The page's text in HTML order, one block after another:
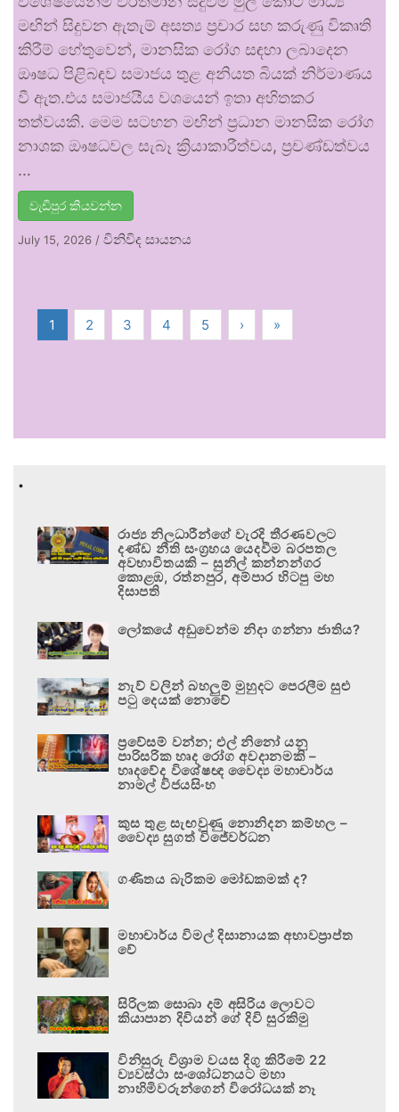
මඟින් සිදුවන ඇතැම් අසත්‍ය ප්‍රචාර සහ කරුණු විකෘති
කිරීම් හේතුවෙන්, මානසික රෝග සඳහා ලබාදෙන
ඖෂධ පිළිබඳව සමාජය තුළ අනියත බියක් නිර්මාණය
වී ඇත.එය සමාජයීය වශයෙන් ඉතා අහිතකර
තත්වයකි. මෙම සටහන මඟින් ප්‍රධාන මානසික රෝග
නාශක ඖෂධවල සැබෑ ක්‍රියාකාරීත්වය, ප්‍රචණ්ඩත්වය
…
වැඩිපුර කියවන්න
July 15, 2026 / විනිවිද සායනය
1 2 3 4 5 › »
.
රාජ්‍ය නිලධාරීන්ගේ වැරදි තීරණවලට
දණ්ඩ නීති සංග්‍රහය යෙදවීම බරපතල
අවභාවිතයකි – සුනිල් කන්නන්ගර
කොළඹ, රත්නපුර, අම්පාර හිටපු මහ
දිසාපති
ලෝකයේ අඩුවෙන්ම නිදා ගන්නා ජාතිය?
නැව් වලින් බහලුම් මුහුදට පෙරලීම සුළු
පටු දෙයක් නොවේ
ප්‍රවේසම් වන්න; එල් නිනෝ යනු
පාරිසරික හෘද රෝග අවදානමකි –
හෘදවේද විශේෂඥ වෛද්‍ය මහාචාර්ය
නාමල් විජයසිංහ
කුස තුළ සැඟවුණු නොනිදන කම්හල –
වෛද්‍ය සුගත් විජේවර්ධන
ගණිතය බැරිකම මෝඩකමක් ද?
මහාචාර්ය විමල් දිසානායක අභාවප්‍රාප්ත
වේ
සිරිලක සොබා දම් අසිරිය ලොවට
කියාපාන දිවියන් ගේ දිවි සුරකිමු
විනිසුරු විශ්‍රාම වයස දිගු කිරීමේ 22
ව්‍යවස්ථා සංශෝධනයට මහා
නාහිමිවරුන්ගෙන් විරෝධයක් නෑ